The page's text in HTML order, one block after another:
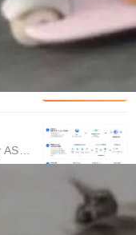
、业
个文
统的
能
义
在
活腾
核心
司AI
构
迁
移
录
圈
无
，但
暗面
、M
显
队
上发
ASR
的